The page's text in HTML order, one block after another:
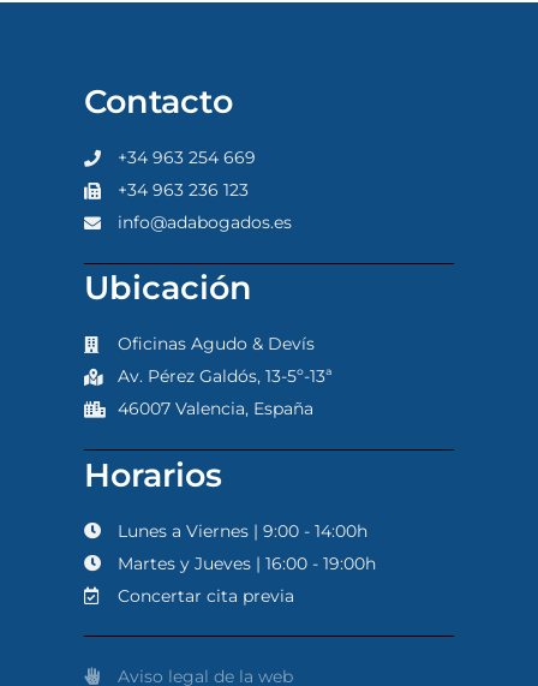
Contacto
+34 963 254 669
+34 963 236 123
info@adabogados.es
Ubicación
Oficinas Agudo & Devís
Av. Pérez Galdós, 13-5º-13ª
46007 Valencia, España
Horarios
Lunes a Viernes | 9:00 - 14:00h
Martes y Jueves | 16:00 - 19:00h
Concertar cita previa
Aviso legal de la web